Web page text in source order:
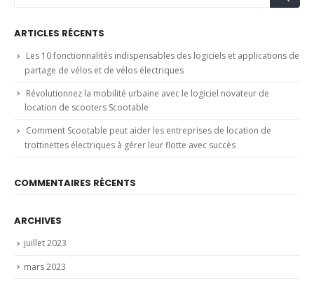
ARTICLES RÉCENTS
Les 10 fonctionnalités indispensables des logiciels et applications de
partage de vélos et de vélos électriques
Révolutionnez la mobilité urbaine avec le logiciel novateur de
location de scooters Scootable
Comment Scootable peut aider les entreprises de location de
trottinettes électriques à gérer leur flotte avec succès
COMMENTAIRES RÉCENTS
ARCHIVES
juillet 2023
mars 2023